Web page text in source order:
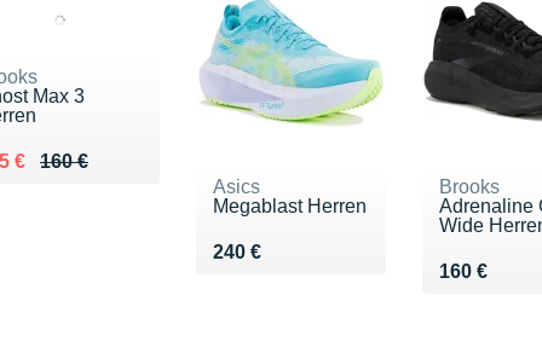
Max 3
160 €
lieu de 160 €
€
125 €
Asics
Megablast Herren
240 €
Vendu 240 €
Brooks
Adrenaline
Wide
160 €
Vendu 160